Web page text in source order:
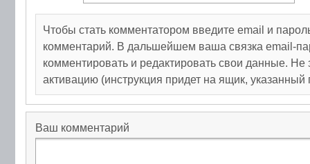
Чтобы стать комментатором введите email и
комментарий. В дальшейшем ваша связка email-
комментировать и редактировать свои данные. Не
активацию (инструкция придет на ящик, указанный
Ваш комментарий